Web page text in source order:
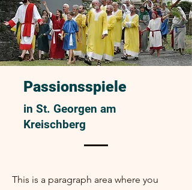
Passionsspiele
in St. Georgen am
Kreischberg
This is a paragraph area where you